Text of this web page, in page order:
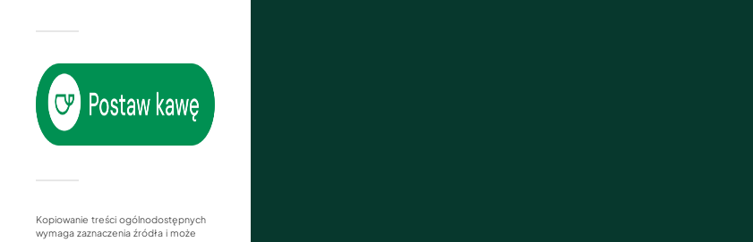
Kopiowanie treści ogólnodostępnych
wymaga zaznaczenia źródła i może